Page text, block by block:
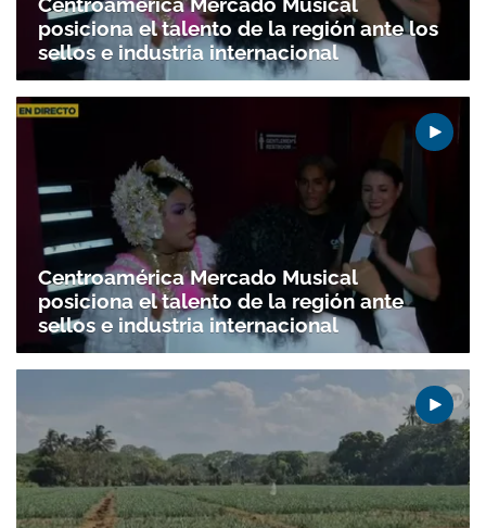
posiciona el talento de la región ante los
sellos e industria internacional
Centroamérica Mercado Musical
posiciona el talento de la región ante
sellos e industria internacional